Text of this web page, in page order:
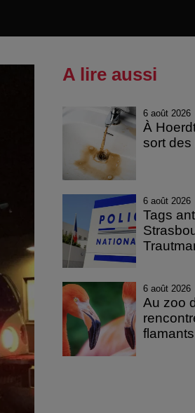
A lire aussi
6 août 2026
À
sort des
6 août 2026
Tags
6 août 2026
Au zoo